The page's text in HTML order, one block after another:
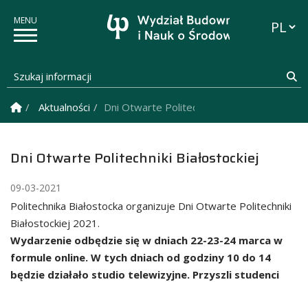
Szukaj informacji
Strona Główna
Aktualności Dni Otwarte Politechniki Białostockiej
Dni Otwarte Politechniki Białostockiej
09-03-2021
Politechnika Białostocka organizuje Dni Otwarte Politechniki
Białostockiej 2021.
Wydarzenie odbędzie się w dniach 22-23-24 marca w
formule online. W tych dniach od godziny 10 do 14
będzie działało studio telewizyjne. Przyszli studenci